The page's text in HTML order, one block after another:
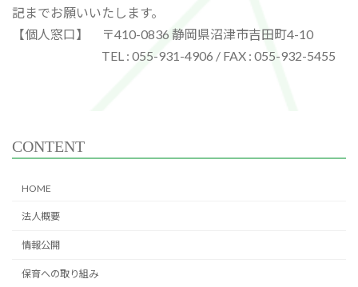
記までお願いいたします。
【個人窓口】 〒410-0836 静岡県沼津市吉田町4-10
TEL : 055-931-4906 / FAX : 055-932-5455
CONTENT
HOME
法人概要
情報公開
保育への取り組み